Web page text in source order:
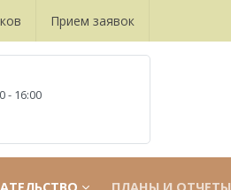
Прием заявок
- 16:00
ПЛАНЫ И ОТЧЕТЫ